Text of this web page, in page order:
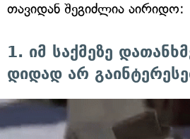
თავიდან შეგიძლია აირიდო:
1. იმ საქმეზე
დიდად არ